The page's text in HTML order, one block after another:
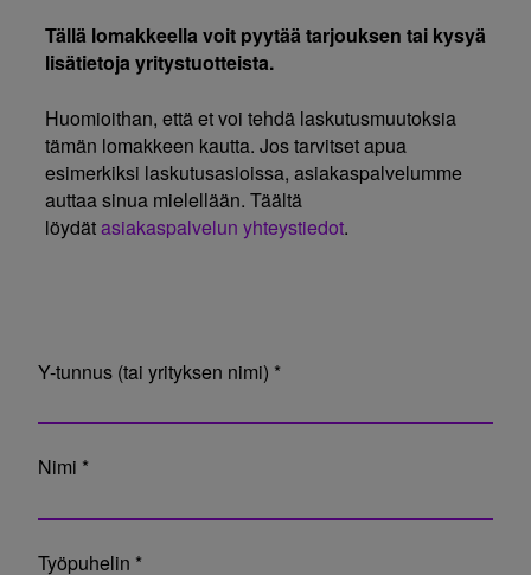
Tällä lomakkeella voit pyytää tarjouksen tai kysyä
lisätietoja yritystuotteista.
Huomioithan, että et voi tehdä laskutusmuutoksia
tämän lomakkeen kautta. Jos tarvitset apua
esimerkiksi laskutusasioissa, asiakaspalvelumme
auttaa sinua mielellään. Täältä
löydätasiakaspalvelun yhteystiedot.
Y-tunnus (tai yrityksen nimi) *
Nimi *
Työpuhelin *